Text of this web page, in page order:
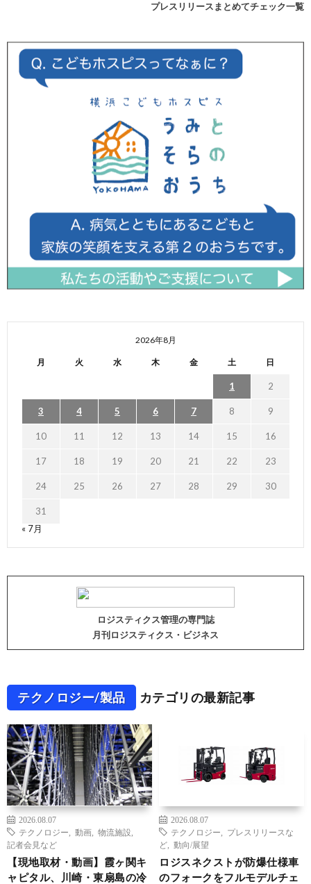
プレスリリースまとめてチェック一覧
2026年8月
月 火 水 木 金 土 日
1 2
3 4 5 6 7 8 9
10 11 12 13 14 15 16
17 18 19 20 21 22 23
24 25 26 27 28 29 30
31
« 7月
ロジスティクス管理の専門誌
月刊ロジスティクス・ビジネス
テクノロジー/製品 カテゴリの最新記事
2026.08.07
テクノロジー
動画 物流施設
記者会見など
【現地取材・動画】霞ヶ関キ
ャピタル、川崎・東扇島の冷
2026.08.07
テクノロジー
プレスリリースな
ど
動向/展望
ロジスネクストが防爆仕様車
のフォークをフルモデルチェ